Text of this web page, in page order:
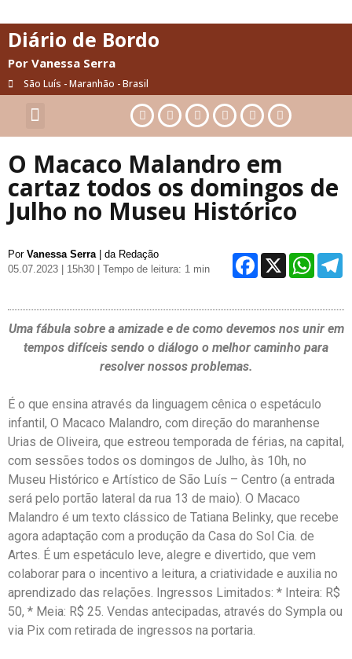
Diário de Bordo
Por Vanessa Serra
São Luís - Maranhão - Brasil
O Macaco Malandro em
cartaz todos os domingos de
Julho no Museu Histórico
Por Vanessa Serra | da Redação
05.07.2023 | 15h30
| Tempo de leitura: 1 min X
Uma fábula sobre a amizade e de como devemos nos unir em
tempos difíceis sendo o diálogo o melhor caminho para
resolver nossos problemas.
É o que ensina através da linguagem cênica o espetáculo
infantil, O Macaco Malandro, com direção do maranhense
Urias de Oliveira, que estreou temporada de férias, na capital,
com sessões todos os domingos de Julho, às 10h, no
Museu Histórico e Artístico de São Luís – Centro (a entrada
será pelo portão lateral da rua 13 de maio). O Macaco
Malandro é um texto clássico de Tatiana Belinky, que recebe
agora adaptação com a produção da Casa do Sol Cia. de
Artes. É um espetáculo leve, alegre e divertido, que vem
colaborar para o incentivo a leitura, a criatividade e auxilia no
aprendizado das relações. Ingressos Limitados: * Inteira: R$
50, * Meia: R$ 25. Vendas antecipadas, através do Sympla ou
via Pix com retirada de ingressos na portaria.